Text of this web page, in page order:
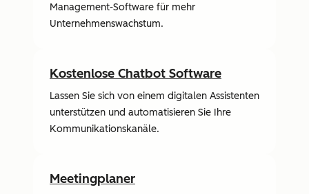
Management-Software für mehr
Unternehmenswachstum.
Kostenlose Chatbot Software
Lassen Sie sich von einem digitalen Assistenten
unterstützen und automatisieren Sie Ihre
Kommunikationskanäle.
Meetingplaner